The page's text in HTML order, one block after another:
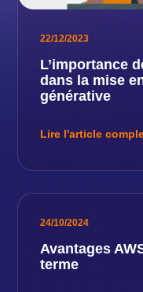
22/12/2023
L’importance
dans la mise
générative
Lire l'article
24/10/2024
Avantages
terme